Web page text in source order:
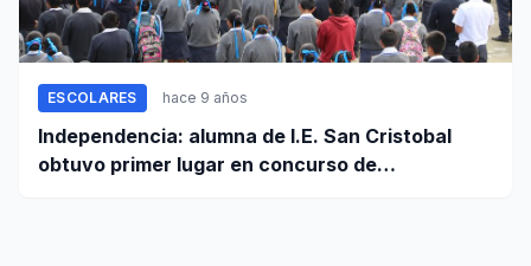
ESCOLARES hace 9 años
Independencia: alumna de I.E. San Cristobal
obtuvo primer lugar en concurso de